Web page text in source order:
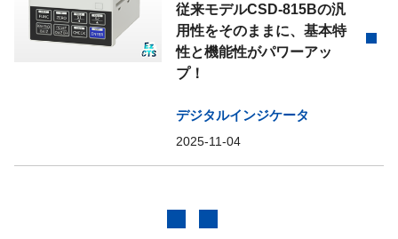
従来モデルCSD-815Bの汎
用性をそのままに、基本特
性と機能性がパワーアッ
プ！
デジタルインジケータ
2025-11-04